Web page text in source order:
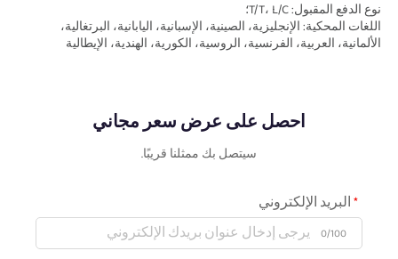
نوع الدفع المقبول: T/T، L/C؛
الألمانية، العربية، الفرنسية، الروسية، الكورية، الهندية، الإيطالية
احصل على عرض سعر مجاني
سيتصل بك ممثلنا قريبًا.
البريد الإلكتروني
0/100